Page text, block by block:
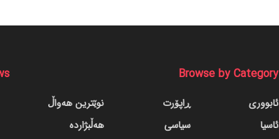
Browse by Category
ئابووری
ئاسیا
ڕاپۆرت
سیاسی
نوێترین هەواڵ
هەڵبژاردە